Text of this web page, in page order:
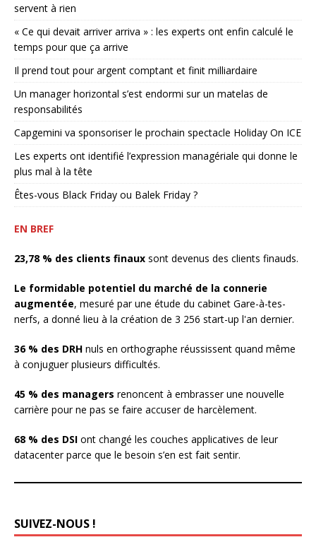
servent à rien
« Ce qui devait arriver arriva » : les experts ont enfin calculé le
temps pour que ça arrive
Il prend tout pour argent comptant et finit milliardaire
Un manager horizontal s’est endormi sur un matelas de
responsabilités
Capgemini va sponsoriser le prochain spectacle Holiday On ICE
Les experts ont identifié l’expression managériale qui donne le
plus mal à la tête
Êtes-vous Black Friday ou Balek Friday ?
EN BREF
23,78 % des clients finaux sont devenus des clients finauds.
Le formidable potentiel du marché de la connerie
augmentée, mesuré par une étude du cabinet Gare-à-tes-
nerfs, a donné lieu à la création de 3 256 start-up l'an dernier.
36 % des DRH nuls en orthographe réussissent quand même
à conjuguer plusieurs difficultés.
45 % des managers renoncent à embrasser une nouvelle
carrière pour ne pas se faire accuser de harcèlement.
68 % des DSI ont changé les couches applicatives de leur
datacenter parce que le besoin s’en est fait sentir.
SUIVEZ-NOUS !